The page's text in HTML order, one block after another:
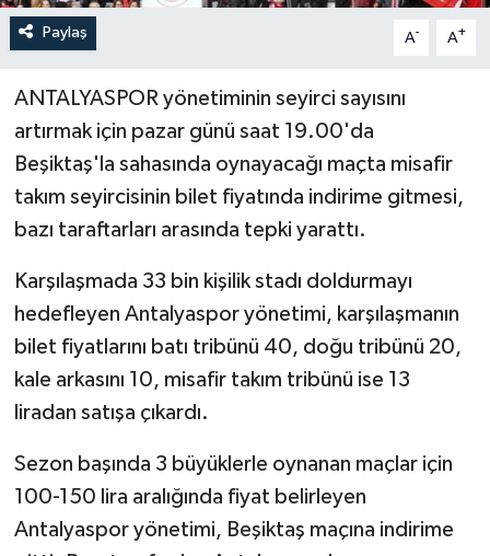
Paylaş A- A+
ANTALYASPOR yönetiminin seyirci sayısını
artırmak için pazar günü saat 19.00'da
Beşiktaş'la sahasında oynayacağı maçta misafir
takım seyircisinin bilet fiyatında indirime gitmesi,
bazı taraftarları arasında tepki yarattı.
Karşılaşmada 33 bin kişilik stadı doldurmayı
hedefleyen Antalyaspor yönetimi, karşılaşmanın
bilet fiyatlarını batı tribünü 40, doğu tribünü 20,
kale arkasını 10, misafir takım tribünü ise 13
liradan satışa çıkardı.
Sezon başında 3 büyüklerle oynanan maçlar için
100-150 lira aralığında fiyat belirleyen
Antalyaspor yönetimi, Beşiktaş maçına indirime